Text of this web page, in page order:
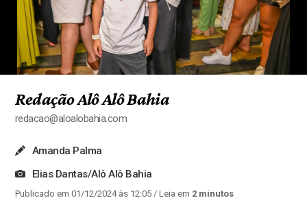
Redação Alô Alô Bahia
redacao@aloalobahia.com
Amanda Palma
Elias Dantas/Alô Alô Bahia
Publicado em 01/12/2024 às 12:05/ Leia em 2 minutos